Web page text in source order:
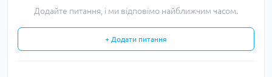
Додайте питання, і ми відповімо найближчим часом.
+ Додати питання